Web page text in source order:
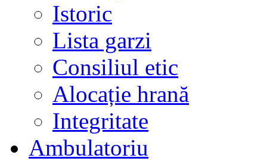
Istoric
Lista garzi
Consiliul etic
Alocație hrană
Integritate
Ambulatoriu